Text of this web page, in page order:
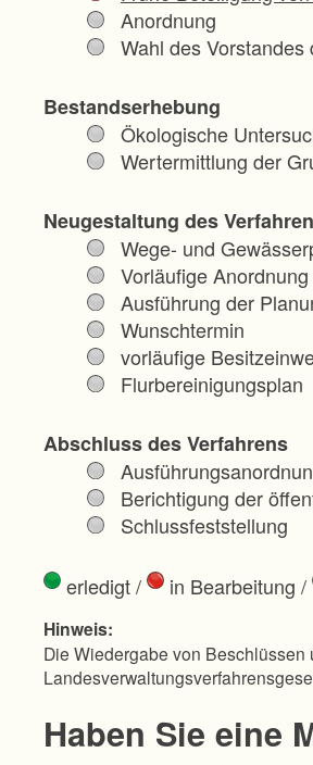
Anordnung
Wahl des
Bestandserhebung
Ökologische
Wertermittlung der
Neugestaltung des
Wege- und
Vorläufige Anordnung
Ausführung der
Wunschtermin
vorläufige
Flurbereinigungsplan
Abschluss des Verfahrens
Berichtigung der
Schlussfeststellung
erledigt/ in Bearbeitung /
Hinweis:
Die Wiedergabe von
Haben Sie eine